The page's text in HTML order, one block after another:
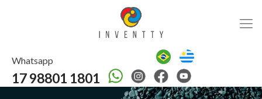
Whatsapp
17 98801 1801